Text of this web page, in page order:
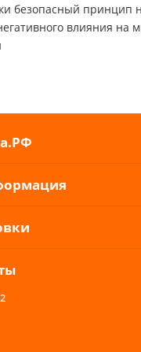
безопасный принцип
влияния на